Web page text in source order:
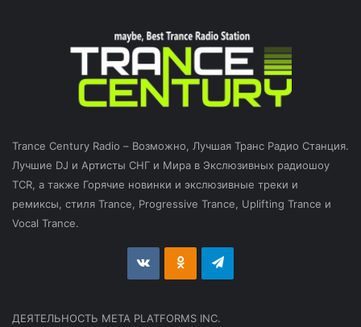
Trance Century Radio – Возможно, Лучшая Транс Радио Станция.
Лучшие DJ и Артисты СНГ и Мира в Экслюзивных радиошоу
TCR, а также Горячие новинки и экслюзивные треки и
ремиксы, стиля Trance, Progressive Trance, Uplifting Trance и
Vocal Trance.
vk.com Odnoklassniki
Telegram
ДЕЯТЕЛЬНОСТЬ МЕТА PLATFORMS INC.